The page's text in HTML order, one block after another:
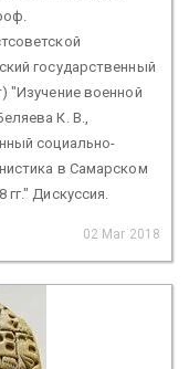
государственный
"Изучение военной
К. В.,
социально-
в Самарском
Дискуссия.
02 Mar 2018